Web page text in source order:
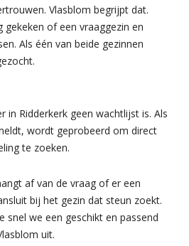
Vlasblom begrijpt dat.
of een vraaggezin en
Als één van beide gezinnen
in Ridderkerk geen wachtlijst is. Als
wordt geprobeerd om direct
te zoeken.
af van de vraag of er een
bij het gezin dat steun zoekt.
snel we een geschikt en passend
uit.